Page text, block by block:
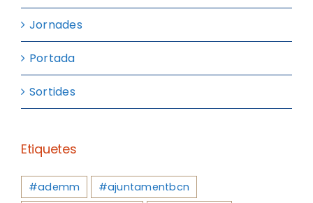
Jornades
Portada
Sortides
Etiquetes
#ademm
#ajuntamentbcn